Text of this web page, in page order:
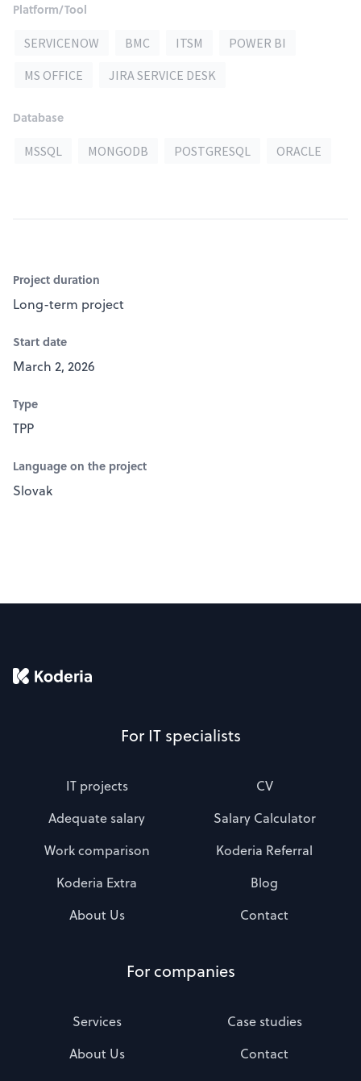
Platform/Tool
SERVICENOW BMC ITSM
POWER BI
MS OFFICE
JIRA SERVICE DESK
Database
MSSQL MONGODB POSTGRESQL ORACLE
Project duration
Long-term project
Start date
March 2, 2026
Type
TPP
Language on the project
Slovak
For IT specialists
IT projects
CV
Adequate salary
Salary Calculator
Work comparison
Koderia Referral
Koderia Extra
Blog
About Us
Contact
For companies
Services
Case studies
About Us
Contact